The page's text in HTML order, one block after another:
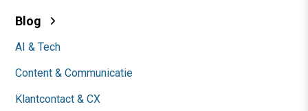
Blog
AI & Tech
Content & Communicatie
Klantcontact & CX